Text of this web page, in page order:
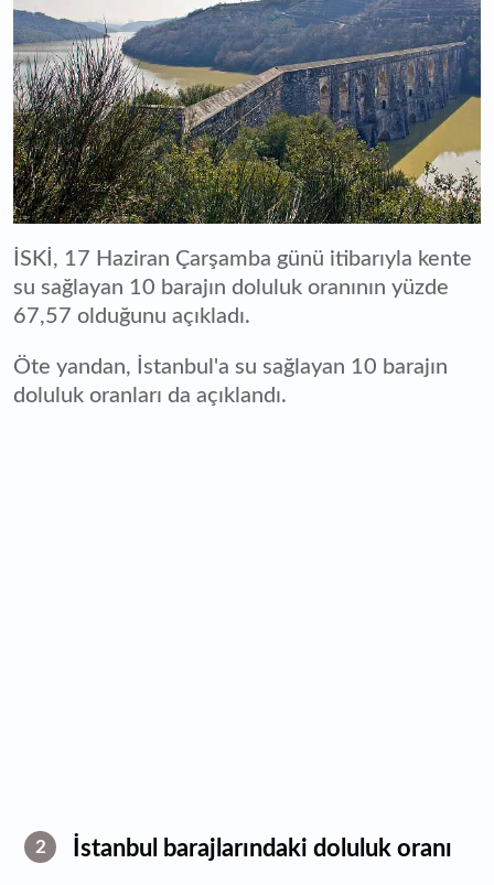
İSKİ, 17 Haziran Çarşamba günü itibarıyla kente
su sağlayan 10 barajın doluluk oranının yüzde
67,57 olduğunu açıkladı.
Öte yandan, İstanbul'a su sağlayan 10 barajın
doluluk oranları da açıklandı.
2 İstanbul barajlarındaki doluluk oranı